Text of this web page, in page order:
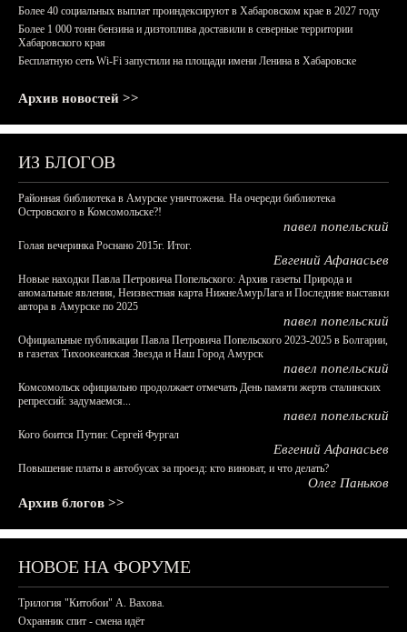
Более 40 социальных выплат проиндексируют в Хабаровском крае в 2027 году
Более 1 000 тонн бензина и дизтоплива доставили в северные территории
Хабаровского края
Бесплатную сеть Wi-Fi запустили на площади имени Ленина в Хабаровске
Архив новостей >>
ИЗ БЛОГОВ
Районная библиотека в Амурске уничтожена. На очереди библиотека
Островского в Комсомольске?!
павел попельский
Голая вечеринка Роснано 2015г. Итог.
Евгений Афанасьев
Новые находки Павла Петровича Попельского: Архив газеты Природа и
аномальные явления, Неизвестная карта НижнеАмурЛага и Последние выставки
автора в Амурске по 2025
павел попельский
Официальные публикации Павла Петровича Попельского 2023-2025 в Болгарии,
в газетах Тихоокеанская Звезда и Наш Город Амурск
павел попельский
Комсомольск официально продолжает отмечать День памяти жертв сталинских
репрессий: задумаемся...
павел попельский
Кого боится Путин: Сергей Фургал
Евгений Афанасьев
Повышение платы в автобусах за проезд: кто виноват, и что делать?
Олег Паньков
Архив блогов >>
НОВОЕ НА ФОРУМЕ
Трилогия "Китобои" А. Вахова.
Охранник спит - смена идёт